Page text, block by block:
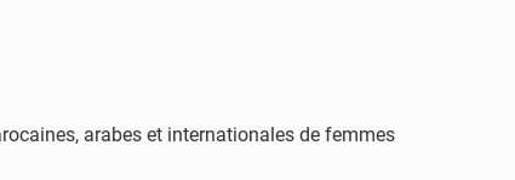
arabes et internationales de femmes